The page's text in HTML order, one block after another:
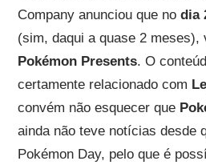
Company anunciou que no dia
(sim, daqui a quase 2 meses),
Pokémon Presents. O
certamente relacionado com
convém não esquecer que
ainda não teve notícias desde
Pokémon Day, pelo que é